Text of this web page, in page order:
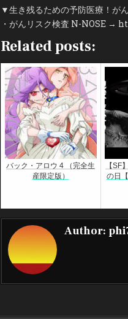
▼生き残るための予防医療！が
・がんリスク検査 N-NOSE →
Related posts:
バック・アロウ 4 （完全生
産限定版）
【SF
の日
Author: